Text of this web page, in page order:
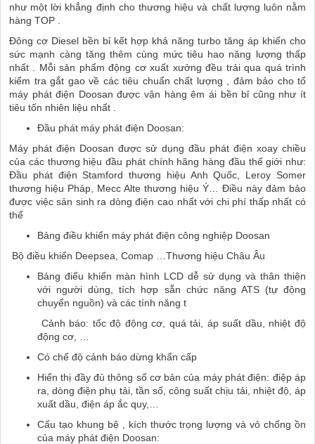
như một lời khẳng định cho thương hiệu và chất lượng luôn nằm
hàng TOP .
Đông cơ Diesel bền bỉ kết hợp khả năng turbo tăng áp khiến cho
sức mạnh càng tăng thêm cùng mức tiêu hao năng lượng thấp
nhất . Mỗi sản phẩm động cơ xuất xưởng đều trải qua quá trình
kiểm tra gắt gao về các tiêu chuẩn chất lượng , đảm bảo cho tổ
máy phát điện Doosan được vận hàng êm ái bền bỉ cũng như ít
tiêu tốn nhiên liệu nhất .
Đầu phát máy phát điện Doosan:
Máy phát điện Doosan được sử dụng đầu phát điện xoay chiều
của các thương hiệu đầu phát chính hãng hàng đầu thế giới như:
Đầu phát điện Stamford thương hiệu Anh Quốc, Leroy Somer
thương hiệu Pháp, Mecc Alte thương hiệu Ý… Điều này đảm bảo
được việc sản sinh ra dòng điện cao nhất với chi phí thấp nhất có
thể
Bảng điều khiển máy phát điện công nghiệp Doosan
Bộ điều khiển Deepsea, Comap …Thương hiệu Châu Âu
Bảng điểu khiển màn hình LCD dễ sử dụng và thân thiện
với người dùng, tích hợp sẵn chức năng ATS (tự động
chuyển nguồn) và các tính năng t
Cảnh báo: tốc độ động cơ, quá tải, áp suất dầu, nhiệt độ
động cơ, …
Có chế độ cảnh báo dừng khẩn cấp
Hiển thị đầy đủ thông số cơ bản của máy phát điện: điệp áp
ra, dòng điện phụ tải, tần số, công suất chịu tải, nhiệt độ, áp
xuất dầu, điện áp ắc quy,…
Cấu tạo khung bệ , kích thước trọng lượng và vỏ chống ồn
của máy phát điện Doosan: